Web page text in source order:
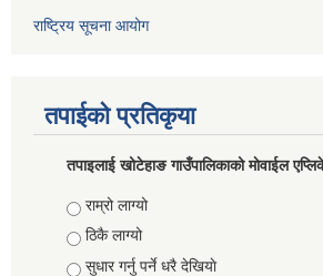
राष्ट्रिय सूचना आयोग
तपाईको प्रतिकृया
तपाइलाई खोटेहाङ गाउँपालिकाको माेवाईल
Choices
राम्रो लाग्यो
ठिकै लाग्यो
सुधार गर्नु पर्ने धरै देखियाे